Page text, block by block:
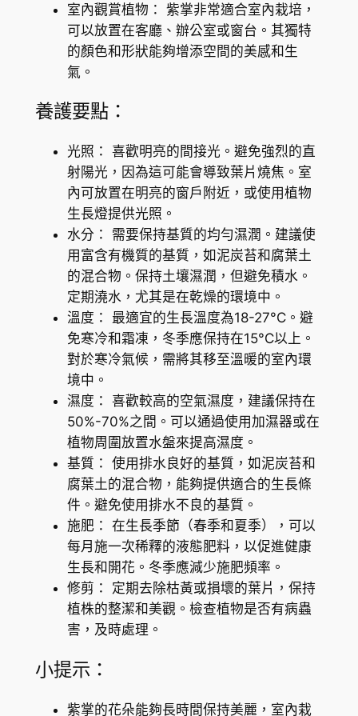
室內觀賞植物： 紫掌非常適合室內栽培，
可以放置在客廳、辦公室或窗台。其獨特
的顏色和形狀能夠增添空間的美感和生
氣。
養護要點：
光照： 喜歡明亮的間接光。避免強烈的直
射陽光，因為這可能會導致葉片燒焦。室
內可放置在明亮的窗戶附近，或使用植物
生長燈提供光照。
水分： 需要保持基質的均勻濕潤。建議使
用富含有機質的基質，如泥炭苔和腐葉土
的混合物。保持土壤濕潤，但避免積水。
定期澆水，尤其是在乾燥的環境中。
溫度： 最適宜的生長溫度為18-27°C。避
免寒冷和霜凍，冬季應保持在15°C以上。
對於寒冷氣候，需將其移至溫暖的室內環
境中。
濕度： 喜歡較高的空氣濕度，建議保持在
50%-70%之間。可以通過使用加濕器或在
植物周圍放置水盤來提高濕度。
基質： 使用排水良好的基質，如泥炭苔和
腐葉土的混合物，能夠提供適合的生長條
件。避免使用排水不良的基質。
施肥： 在生長季節（春季和夏季），可以
每月施一次稀釋的液態肥料，以促進健康
生長和開花。冬季應減少施肥頻率。
修剪： 定期去除枯黃或損壞的葉片，保持
植株的整潔和美觀。檢查植物是否有病蟲
害，及時處理。
小提示：
紫掌的花朵能夠長時間保持美麗，室內栽